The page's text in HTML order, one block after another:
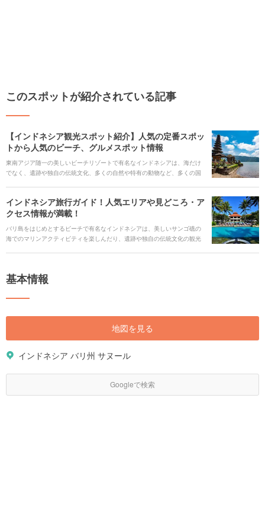
このスポットが紹介されている記事
【インドネシア観光スポット紹介】人気の定番スポッ
トから人気のビーチ、グルメスポット情報
東南アジア随一の美しいビーチリゾートで有名なインドネシアは、海だけ
でなく、遺跡や独自の伝統文化、多くの自然や特有の動物など、多くの国
観光スポット、おすすめホテル、インドネシア料理を堪能できるレストラ
ンなど、旅行に役立つ情報をご紹介します。
インドネシア旅行ガイド！人気エリアや見どころ・ア
クセス情報が満載！
バリ島をはじめとするビーチで有名なインドネシアは、美しいサンゴ礁の
海でのマリンアクティビティを楽しんだり、遺跡や独自の伝統文化の観光
基本情報
地図を見る
インドネシア バリ州 サヌール
Googleで検索